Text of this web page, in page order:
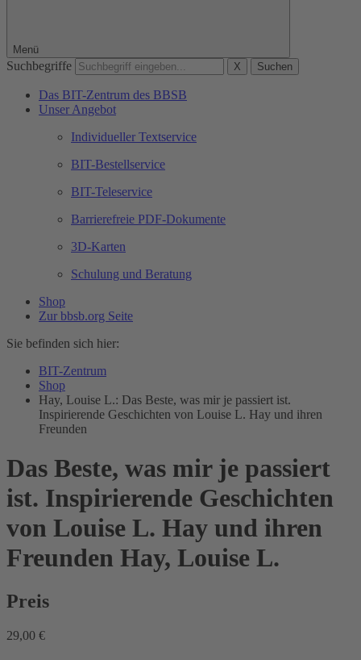
Menü
Suchbegriffe X Suchen
Das BIT-Zentrum des BBSB
Unser Angebot
Individueller Textservice
BIT-Bestellservice
BIT-Teleservice
Barrierefreie PDF-Dokumente
3D-Karten
Schulung und Beratung
Shop
Zur bbsb.org Seite
Sie befinden sich hier:
BIT-Zentrum
Shop
Hay, Louise L.: Das Beste, was mir je passiert ist.
Inspirierende Geschichten von Louise L. Hay und ihren
Freunden
Das Beste, was mir je passiert
ist. Inspirierende Geschichten
von Louise L. Hay und ihren
Freunden Hay, Louise L.
Preis
29,00 €